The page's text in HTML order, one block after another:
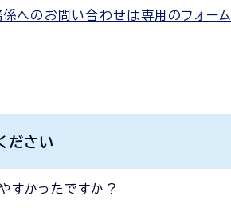
へのお問い合わせは専用のフォー
ださい
すかったですか？